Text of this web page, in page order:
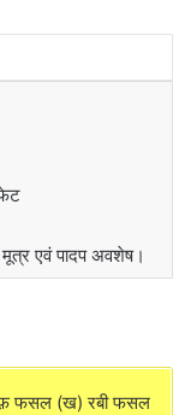
एवं पादप अवशेष।
फसल (ख) रबी फसल